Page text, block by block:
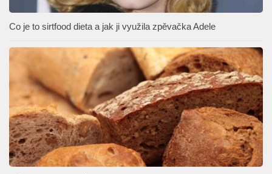
Co je to sirtfood dieta a jak ji využila zpěvačka Adele